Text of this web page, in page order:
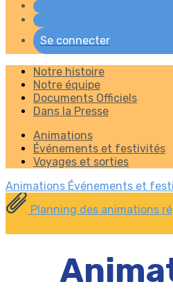
Se connecter
Notre histoire
Notre équipe
Documents Officiels
Dans la Presse
Animations
Événements et festivités
Voyages et sorties
Animations Événements et
Planning des animations